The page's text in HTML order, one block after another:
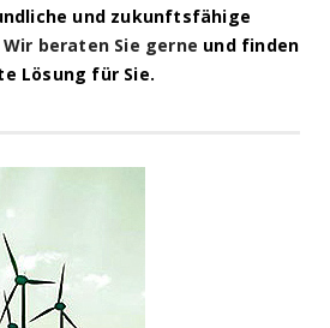
und zukunftsfähige
Wir beraten Sie gerne und finden
Lösung für Sie.